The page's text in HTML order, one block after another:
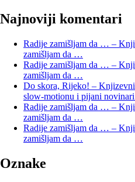
Najnoviji komentari
Radije zamišljam da … –
zamišljam da …
Radije zamišljam da … –
zamišljam da …
Do skora, Rijeko! –
slow-motionu i pijani
Radije zamišljam da … –
zamišljam da …
Radije zamišljam da … –
zamišljam da …
Oznake